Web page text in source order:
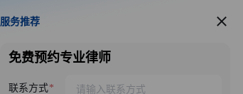
服务推荐
服务推荐
免费预约专业律师
联系方式